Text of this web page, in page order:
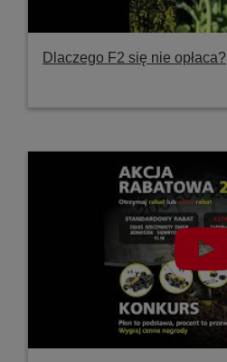
Dlaczego F2 się nie opłaca?